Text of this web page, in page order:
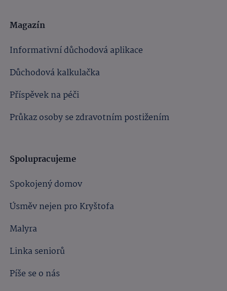
Magazín
Informativní důchodová aplikace
Důchodová kalkulačka
Příspěvek na péči
Průkaz osoby se zdravotním postižením
Spolupracujeme
Spokojený domov
Úsměv nejen pro Kryštofa
Malyra
Linka seniorů
Píše se o nás